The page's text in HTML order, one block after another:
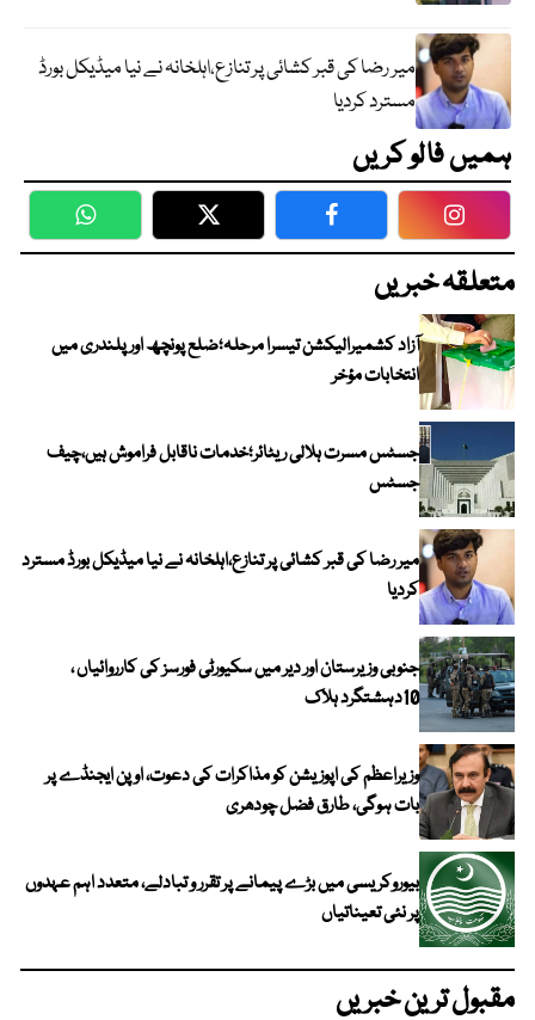
میر رضا کی قبر کشائی پر تنازع،اہلخانہ نے نیا میڈیکل بورڈ
مسترد کردیا
ہمیں فالو کریں
WhatsApp Twitter Facebook
متعلقہ خبریں
آزاد کشمیرالیکشن تیسرا مرحلہ؛ضلع پونچھ اور پلندری میں
انتخابات مؤخر
جسٹس مسرت ہلالی ریٹائر؛خدمات ناقابل فراموش ہیں،چیف
جسٹس
میر رضا کی قبر کشائی پر تنازع،اہلخانہ نے نیا میڈیکل بورڈ مسترد
کردیا
جنوبی وزیرستان اور دیر میں سکیورٹی فورسز کی کارروائیاں ،
10دہشتگرد ہلاک
وزیراعظم کی اپوزیشن کو مذاکرات کی دعوت، اوپن ایجنڈے پر
بات ہوگی، طارق فضل چودھری
بیوروکریسی میں بڑے پیمانے پر تقرر و تبادلے، متعدد اہم عہدوں
پر نئی تعیناتیاں
مقبول ترین خبریں